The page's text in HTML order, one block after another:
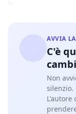
AVVIA
C'è
Non
silenzio.
L'autore